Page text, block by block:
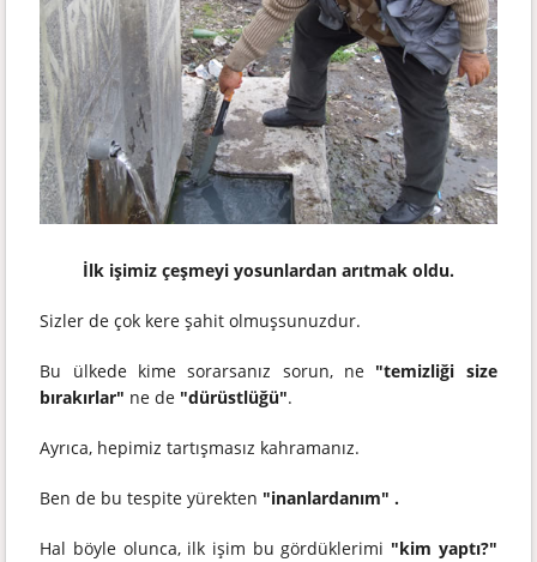
İlk işimiz çeşmeyi yosunlardan arıtmak oldu.
Sizler de çok kere şahit olmuşsunuzdur.
Bu ülkede kime sorarsanız sorun, ne "temizliği size
bırakırlar" ne de "dürüstlüğü".
Ayrıca, hepimiz tartışmasız kahramanız.
Ben de bu tespite yürekten "inanlardanım" .
Hal böyle olunca, ilk işim bu gördüklerimi "kim yaptı?"